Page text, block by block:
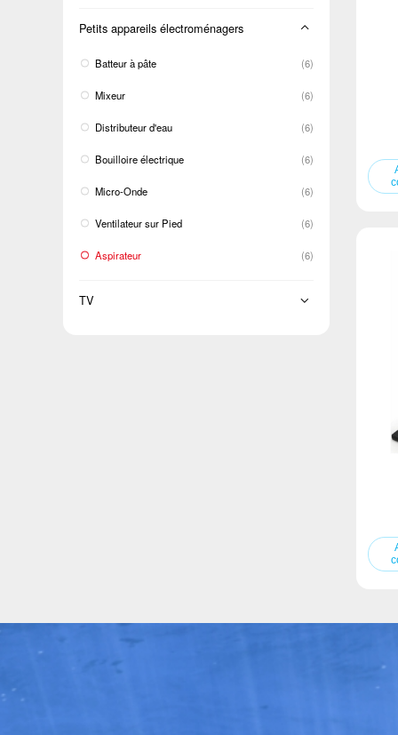
Dégivrage à porte unique
Four
Petits appareils électroménagers
Batteur à pâte (6)
Mixeur (6)
Distributeur d'eau (6)
Bouilloire électrique (6)
Micro-Onde (6)
Ventilateur sur Pied (6)
Aspirateur (6)
TV